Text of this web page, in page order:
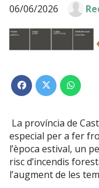
06/06/2026
La província de
especial per a fer
l’època estival, un
risc d’incendis
l’augment de les